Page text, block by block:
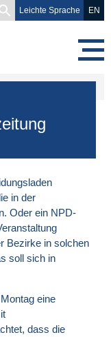
Leichte Sprache EN
in der
Oder ein NPD-
Bezirke in solchen
soll sich in
eine
dass die